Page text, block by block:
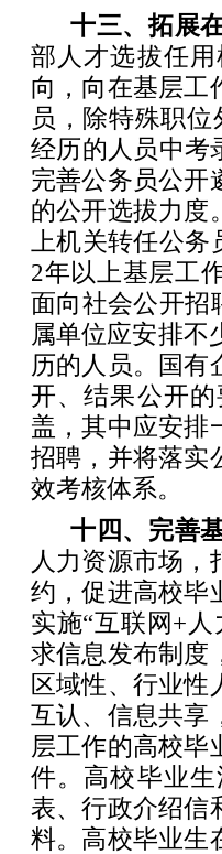
十三、拓展
部人才选拔任
向，向在基层工
员，除特殊职
经历的人员中考
完善公务员公开
的公开选拔力度
上机关转任公
2年以上基层工
面向社会公开招
属单位应安排不
历的人员。国有
开、结果公开
盖，其中应安排
招聘，并将落实
效考核体系。
十四、完善
人力资源市场
约，促进高校毕
实施“互联网+
求信息发布制度
区域性、行业性
互认、信息共享
层工作的高校毕
件。高校毕业
表、行政介绍信
料。高校毕业生